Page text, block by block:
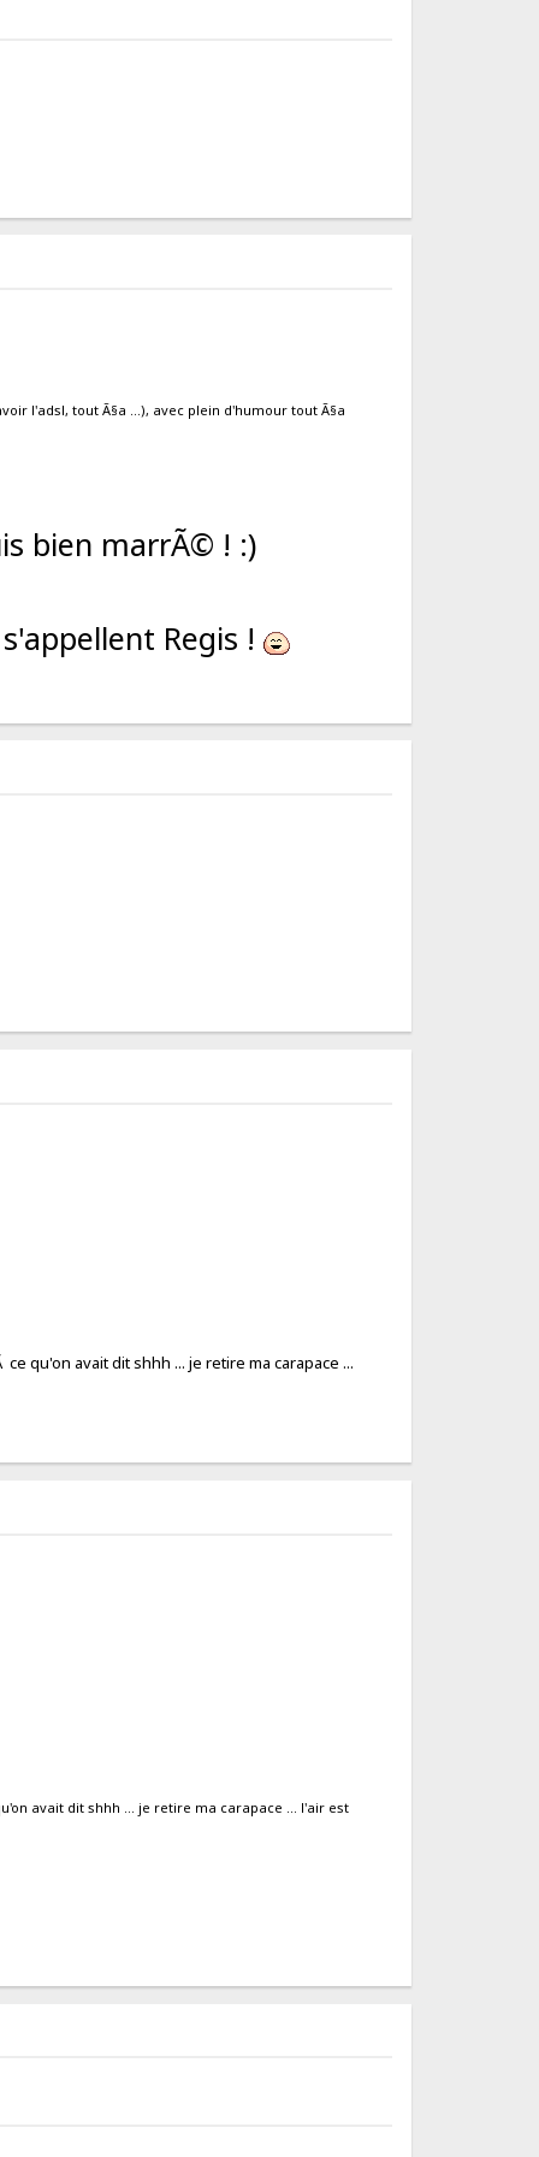
l'adsl, tout Ã§a ...), avec plein d'humour tout Ã§a
bien marrÃ© ! :)
Regis !
qu'on avait dit shhh ... je retire ma carapace ...
avait dit shhh ... je retire ma carapace ... l'air est